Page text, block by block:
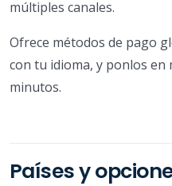
múltiples canales.
Ofrece métodos de pago
con tu idioma, y ponlos en
minutos.
Países y